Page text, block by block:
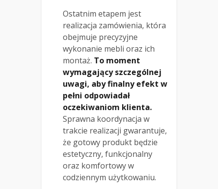
Ostatnim etapem jest
realizacja zamówienia, która
obejmuje precyzyjne
wykonanie mebli oraz ich
montaż. To moment
wymagający szczególnej
uwagi, aby finalny efekt w
pełni odpowiadał
oczekiwaniom klienta.
Sprawna koordynacja w
trakcie realizacji gwarantuje,
że gotowy produkt będzie
estetyczny, funkcjonalny
oraz komfortowy w
codziennym użytkowaniu.